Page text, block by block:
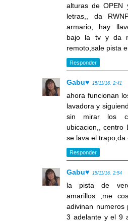
alturas de OPEN
letras,, da
armario, hay
bajo la tv y da
remoto,sale pista
Responder
Gabu♥ 15/11/16, 2:41
ahora funcionan
lavadora y
sin mirar los
ubicacion,,
se lava el trapo,da
Responder
Gabu♥ 15/11/16, 2:54
la pista de
amarillos ,me
adivinan numeros
3 adelante y el 9